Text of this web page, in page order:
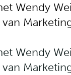
Wendy
Wendy